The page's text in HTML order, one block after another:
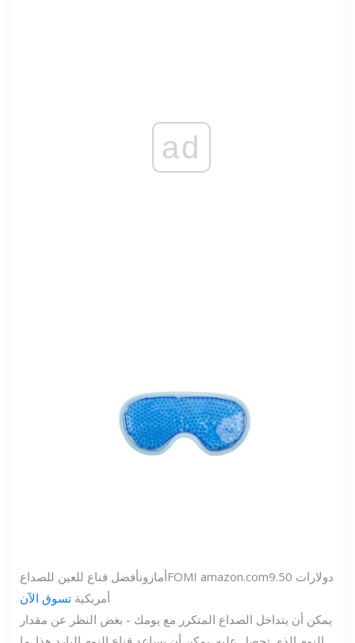
ad
أمازونأفضل قناع للعين للصداع FOMI amazon.com9.50 دولارات
أمريكية تسوق الآن
يمكن أن يتداخل الصداع المتكرر مع يومك - بغض النظر عن مقدار